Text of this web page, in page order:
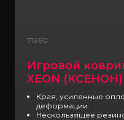
71960
Игровой
XEON (КСЕНОН)
Края, усиленные
деформации
Нескользящее